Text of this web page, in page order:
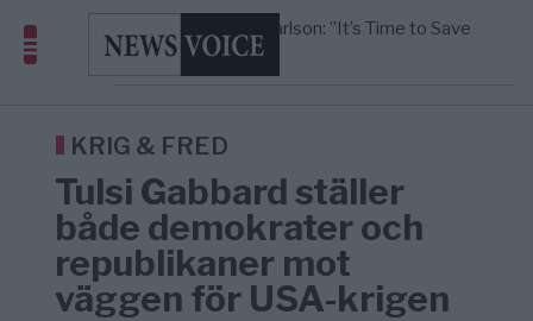
6/8
Tucker Carlson: ”It’s Time to Save
America” – Finally
OPINION
Elsa Widding: Risken att dras in i krig borde
massbegravningarna någonsin
Europas ledare fram ett krig med Rys ...
KRIG & FRED
Tulsi Gabbard ställer
både demokrater och
republikaner mot
väggen för USA-krigen